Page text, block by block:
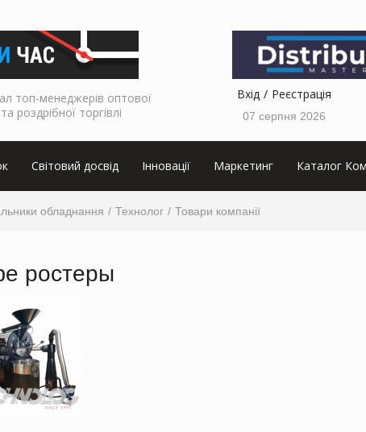
топ-менеджерів оптової
та роздрібної торгівлі
Вхід Реєстрація
07 серпня 2026
Світовий досвід Інновації Маркетинг Каталог
обладнання Технолог Товари компанії
ростеры